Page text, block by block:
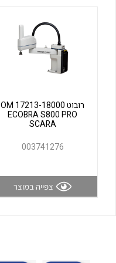
לכל מוצרי היצרן
רובוט OM 17213-18000
ECOBRA S800 PRO
SCARA
003741276
צפייה במוצר